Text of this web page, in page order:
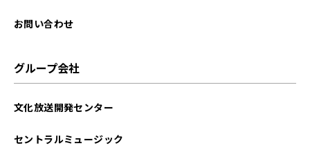
お問い合わせ
グループ会社
文化放送開発センター
セントラルミュージック